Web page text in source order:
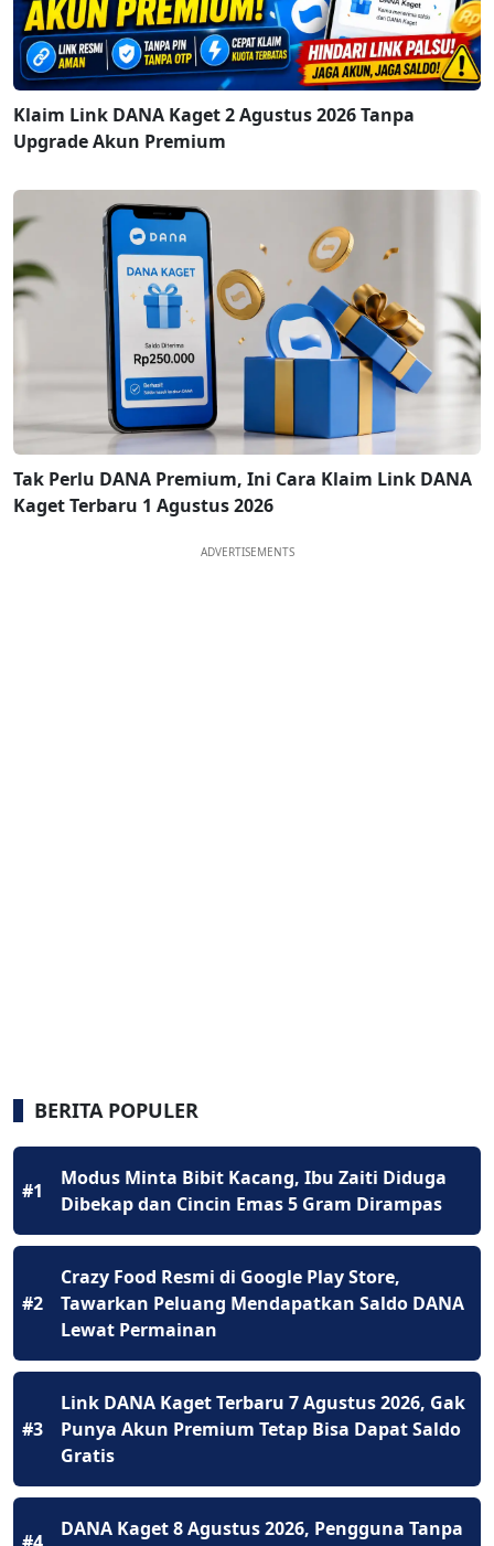
Klaim Link DANA Kaget 2 Agustus 2026 Tanpa
Upgrade Akun Premium
Tak Perlu DANA Premium, Ini Cara Klaim Link DANA
Kaget Terbaru 1 Agustus 2026
ADVERTISEMENTS
BERITA POPULER
#1
Modus Minta Bibit Kacang, Ibu Zaiti Diduga
Dibekap dan Cincin Emas 5 Gram Dirampas
#2
Crazy Food Resmi di Google Play Store,
Tawarkan Peluang Mendapatkan Saldo DANA
Lewat Permainan
#3
Link DANA Kaget Terbaru 7 Agustus 2026, Gak
Punya Akun Premium Tetap Bisa Dapat Saldo
Gratis
DANA Kaget 8 Agustus 2026, Pengguna Tanpa